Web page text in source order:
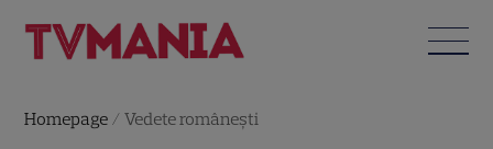
Homepage /Vedete româneşti